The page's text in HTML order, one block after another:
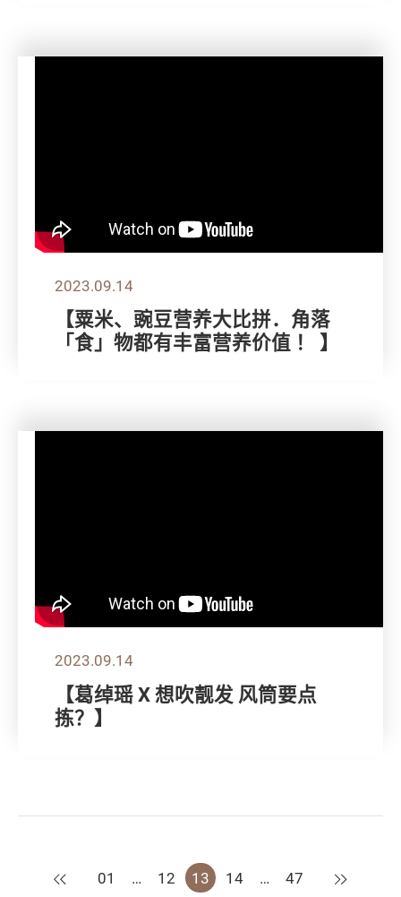
2023.09.14
【粟米、豌豆营养大比拼．角落
「食」物都有丰富营养价值 ！ 】
2023.09.14
【葛绰瑶 X 想吹靓发 风筒要点
拣？】
上一页
01 … 12 13 14 … 47 下一页